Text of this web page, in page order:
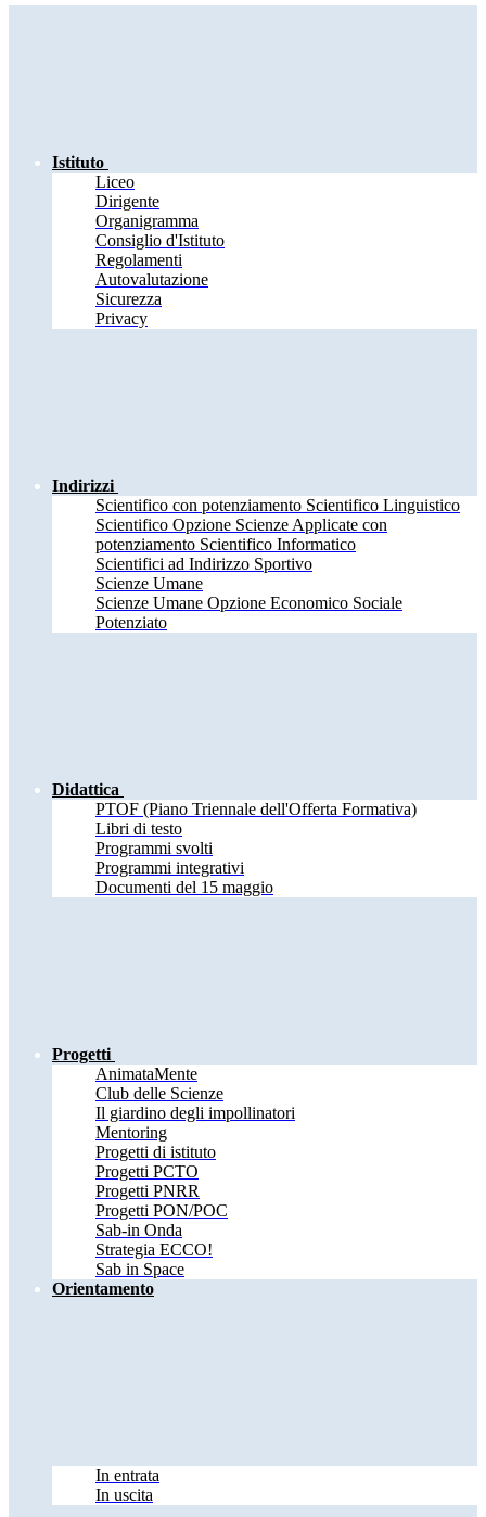
Istituto
Liceo
Dirigente
Organigramma
Consiglio d'Istituto
Regolamenti
Autovalutazione
Sicurezza
Privacy
Indirizzi
Scientifico con potenziamento Scientifico Linguistico
Scientifico Opzione Scienze Applicate con
potenziamento Scientifico Informatico
Scientifici ad Indirizzo Sportivo
Scienze Umane
Scienze Umane Opzione Economico Sociale
Potenziato
Didattica
PTOF (Piano Triennale dell'Offerta Formativa)
Libri di testo
Programmi svolti
Programmi integrativi
Documenti del 15 maggio
Progetti
AnimataMente
Club delle Scienze
Il giardino degli impollinatori
Mentoring
Progetti di istituto
Progetti PCTO
Progetti PNRR
Progetti PON/POC
Sab-in Onda
Strategia ECCO!
Sab in Space
Orientamento
In entrata
In uscita